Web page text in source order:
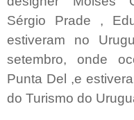
Sérgio Prade ,
estiveram no
setembro, onde
Punta Del ,e
do Turismo do